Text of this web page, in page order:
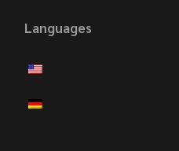
Languages